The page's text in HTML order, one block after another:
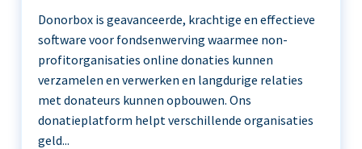
Donorbox is geavanceerde, krachtige en effectieve
software voor fondsenwerving waarmee non-
profitorganisaties online donaties kunnen
verzamelen en verwerken en langdurige relaties
met donateurs kunnen opbouwen. Ons
donatieplatform helpt verschillende organisaties
geld...